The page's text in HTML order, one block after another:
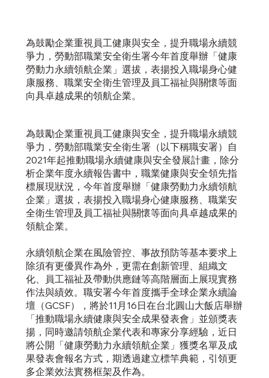
為鼓勵企業重視員工健康與安全，提升職場永續競
爭力，勞動部職業安全衛生署今年首度舉辦「健康
勞動力永續領航企業」選拔，表揚投入職場身心健
康服務、職業安全衛生管理及員工福祉與關懷等面
向具卓越成果的領航企業。
為鼓勵企業重視員工健康與安全，提升職場永續競
爭力，勞動部職業安全衛生署（以下稱職安署）自
2021年起推動職場永續健康與安全發展計畫，除分
析企業年度永續報告書中，職業健康與安全領先指
標展現狀況，今年首度舉辦「健康勞動力永續領航
企業」選拔，表揚投入職場身心健康服務、職業安
全衛生管理及員工福祉與關懷等面向具卓越成果的
領航企業。
永續領航企業在風險管控、事故預防等基本要求上
除須有更優異作為外，更需在創新管理、組織文
化、員工福祉及帶動供應鏈等高階層面上展現實務
作法與績效。職安署今年首度攜手全球企業永續論
壇（GCSF），將於11月16日在台北圓山大飯店舉辦
「推動職場永續健康與安全成果發表會」並頒獎表
揚，同時邀請領航企業代表和專家分享經驗，近日
將公開「健康勞動力永續領航企業」獲獎名單及成
果發表會報名方式，期透過建立標竿典範，引領更
多企業效法實務框架及作為。